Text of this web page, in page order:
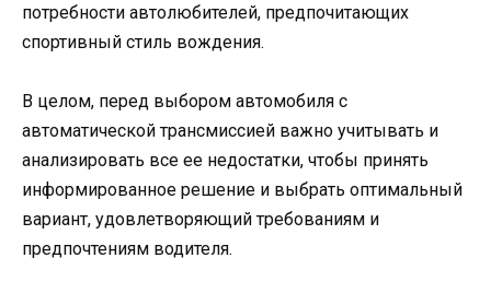
потребности автолюбителей, предпочитающих
спортивный стиль вождения.
В целом, перед выбором автомобиля с
автоматической трансмиссией важно учитывать и
анализировать все ее недостатки, чтобы принять
информированное решение и выбрать оптимальный
вариант, удовлетворяющий требованиям и
предпочтениям водителя.